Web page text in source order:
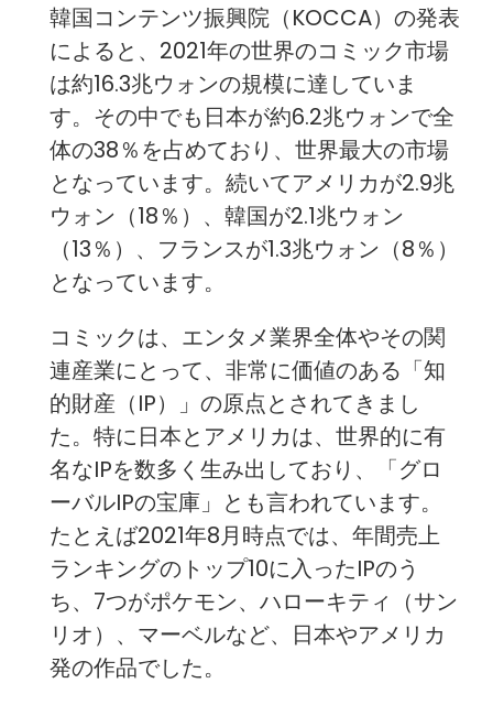
韓国コンテンツ振興院（KOCCA）の発表
によると、2021年の世界のコミック市場
は約16.3兆ウォンの規模に達していま
す。その中でも日本が約6.2兆ウォンで全
体の38％を占めており、世界最大の市場
となっています。続いてアメリカが2.9兆
ウォン（18％）、韓国が2.1兆ウォン
（13％）、フランスが1.3兆ウォン（8％）
となっています。
コミックは、エンタメ業界全体やその関
連産業にとって、非常に価値のある「知
的財産（IP）」の原点とされてきまし
た。特に日本とアメリカは、世界的に有
名なIPを数多く生み出しており、「グロ
ーバルIPの宝庫」とも言われています。
たとえば2021年8月時点では、年間売上
ランキングのトップ10に入ったIPのう
ち、7つがポケモン、ハローキティ（サン
リオ）、マーベルなど、日本やアメリカ
発の作品でした。